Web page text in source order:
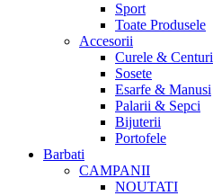
Sport
Toate Produsele
Accesorii
Curele & Centuri
Sosete
Esarfe & Manusi
Palarii & Sepci
Bijuterii
Portofele
Barbati
CAMPANII
NOUTATI